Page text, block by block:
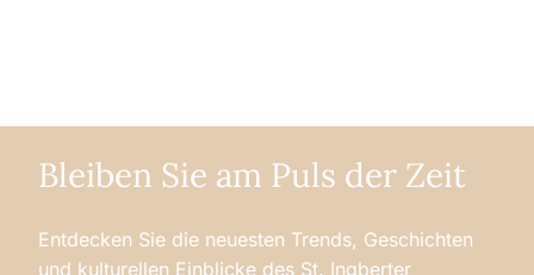
Bleiben Sie am Puls der Zeit
Entdecken Sie die neuesten Trends, Geschichten
und kulturellen Einblicke des St. Ingberter